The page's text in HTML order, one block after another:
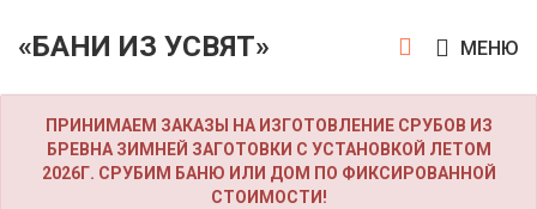
«БАНИ ИЗ УСВЯТ» МЕНЮ
ПРИНИМАЕМ ЗАКАЗЫ НА ИЗГОТОВЛЕНИЕ СРУБОВ ИЗ
БРЕВНА ЗИМНЕЙ ЗАГОТОВКИ С УСТАНОВКОЙ ЛЕТОМ
2026Г. СРУБИМ БАНЮ ИЛИ ДОМ ПО ФИКСИРОВАННОЙ
СТОИМОСТИ!